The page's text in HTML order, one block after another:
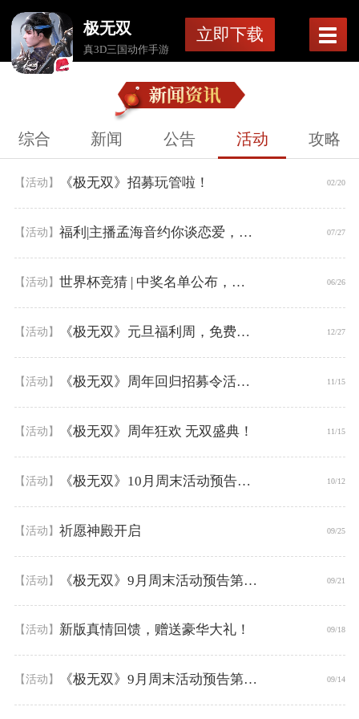
极无双
真3D三国动作手游
立即下载
综合 新闻 公告 活动 攻略
【活动】 《极无双》招募玩管啦！ 02/20
【活动】 福利|主播孟海音约你谈恋爱，还送超值大礼包！ 07/27
【活动】 世界杯竞猜 | 中奖名单公布，五日内最高赢得返钻竟达3500+！ 06/26
【活动】 《极无双》元旦福利周，免费送好礼 12/27
【活动】 《极无双》周年回归招募令活动规则 11/15
【活动】 《极无双》周年狂欢 无双盛典！ 11/15
【活动】 《极无双》10月周末活动预告第一弹 10/12
【活动】 祈愿神殿开启 09/25
【活动】 《极无双》9月周末活动预告第三季 09/21
【活动】 新版真情回馈，赠送豪华大礼！ 09/18
【活动】 《极无双》9月周末活动预告第二季 09/14